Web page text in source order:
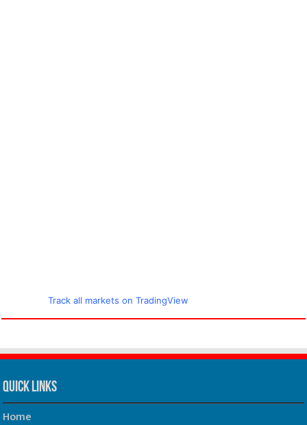
Track all markets on TradingView
Quick Links
Home